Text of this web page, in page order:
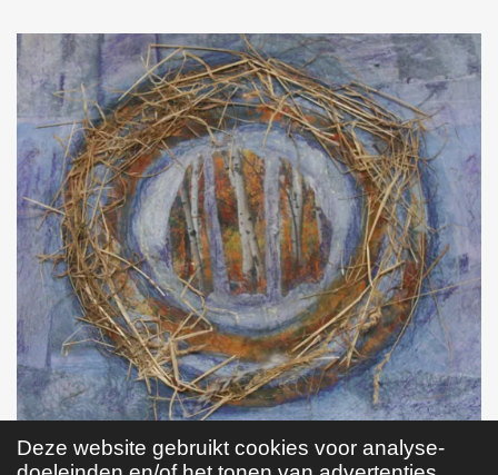
Deze website gebruikt cookies voor analyse-